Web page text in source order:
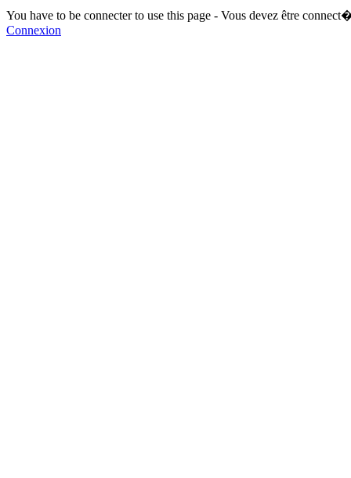
You have to be connecter to use this page - Vous devez être
Connexion